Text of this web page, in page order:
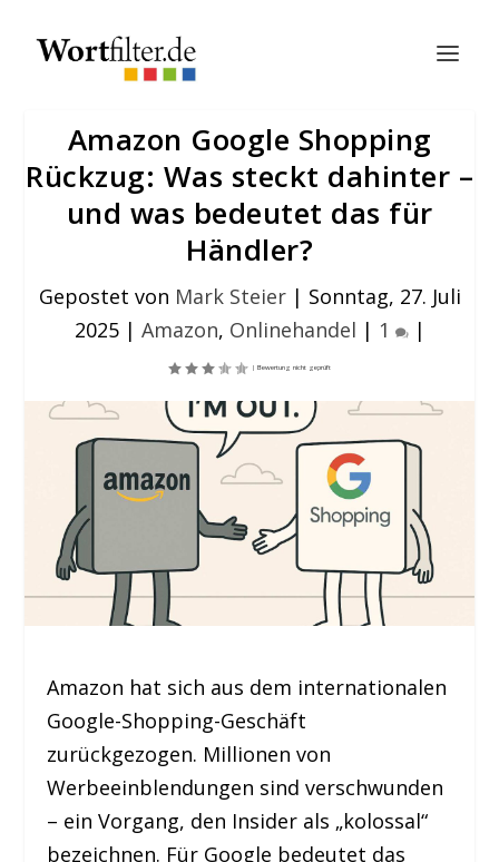
Amazon Google Shopping
Rückzug: Was steckt dahinter –
und was bedeutet das für
Händler?
Gepostet von Mark Steier| Sonntag, 27. Juli
2025| Amazon, Onlinehandel | 1 |
Amazon hat sich aus dem internationalen
Google-Shopping-Geschäft
zurückgezogen. Millionen von
Werbeeinblendungen sind verschwunden
– ein Vorgang, den Insider als „kolossal“
bezeichnen. Für Google bedeutet das